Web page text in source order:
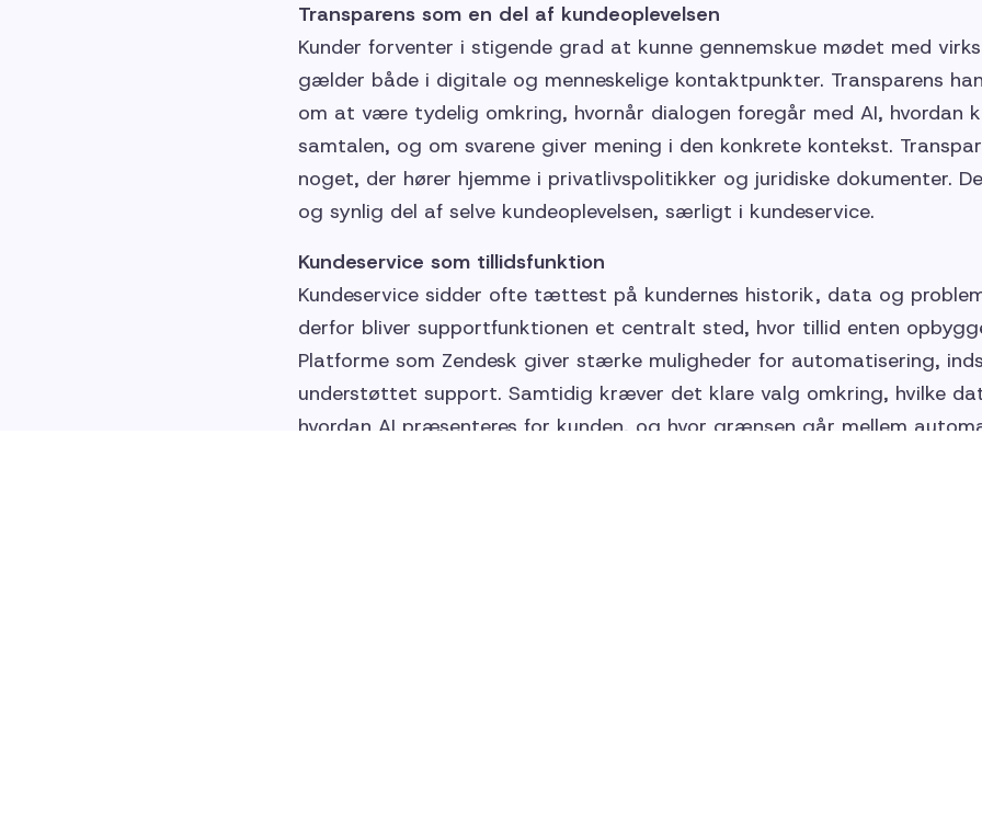
Transparens som en del af kundeoplevelsen
Kunder forventer i stigende grad at kunne gennemskue mødet med
gælder både i digitale og menneskelige kontaktpunkter. Transparens
om at være tydelig omkring, hvornår dialogen foregår med AI, hvordan
samtalen, og om svarene giver mening i den konkrete kontekst.
noget, der hører hjemme i privatlivspolitikker og juridiske dokumenter.
og synlig del af selve kundeoplevelsen, særligt i kundeservice.
Kundeservice som tillidsfunktion
Kundeservice sidder ofte tættest på kundernes historik, data og
derfor bliver supportfunktionen et centralt sted, hvor tillid enten
Platforme som Zendesk giver stærke muligheder for automatisering,
understøttet support. Samtidig kræver det klare valg omkring, hvilke
hvordan AI præsenteres for kunden, og hvor grænsen går mellem